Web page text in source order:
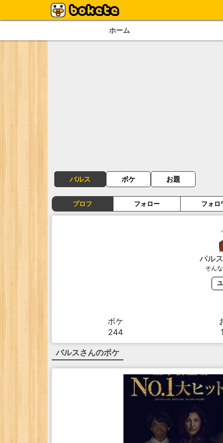
ホーム
バルス ボケ お題
プロフ フォロー フォロ
バルス
そん
ボケ
244
バルスさんのボケ